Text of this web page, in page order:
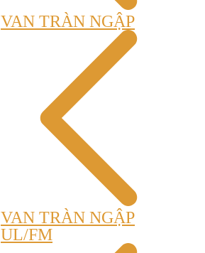
VAN TRÀN NGẬP
VAN TRÀN NGẬP
UL/FM